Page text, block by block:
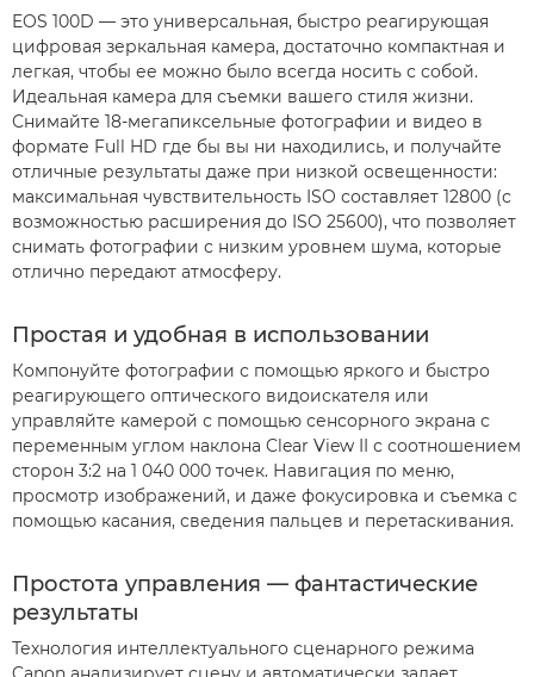
EOS 100D — это универсальная, быстро реагирующая
цифровая зеркальная камера, достаточно компактная и
легкая, чтобы ее можно было всегда носить с собой.
Идеальная камера для съемки вашего стиля жизни.
Снимайте 18-мегапиксельные фотографии и видео в
формате Full HD где бы вы ни находились, и получайте
отличные результаты даже при низкой освещенности:
максимальная чувствительность ISO составляет 12800 (с
возможностью расширения до ISO 25600), что позволяет
снимать фотографии с низким уровнем шума, которые
отлично передают атмосферу.
Простая и удобная в использовании
Компонуйте фотографии с помощью яркого и быстро
реагирующего оптического видоискателя или
управляйте камерой с помощью сенсорного экрана с
переменным углом наклона Clear View II с соотношением
сторон 3:2 на 1 040 000 точек. Навигация по меню,
просмотр изображений, и даже фокусировка и съемка с
помощью касания, сведения пальцев и перетаскивания.
Простота управления — фантастические
результаты
Технология интеллектуального сценарного режима